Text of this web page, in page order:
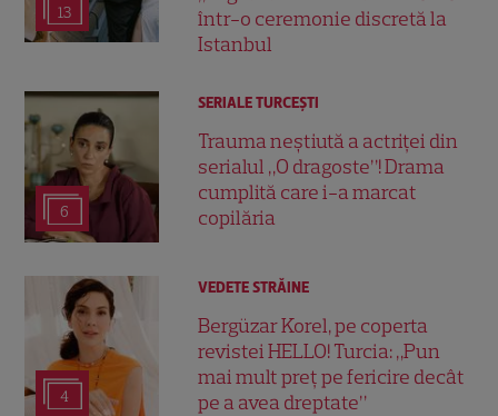
13
într-o ceremonie discretă la
Istanbul
6
SERIALE TURCEŞTI
Trauma neștiută a actriței din
serialul „O dragoste”! Drama
cumplită care i-a marcat
copilăria
4
VEDETE STRĂINE
Bergüzar Korel, pe coperta
revistei HELLO! Turcia: „Pun
mai mult preț pe fericire decât
pe a avea dreptate”